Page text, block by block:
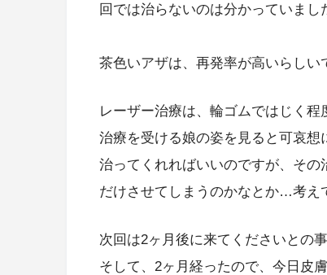
回では治らないのは分かっていまし
茶色いアザは、再発率が高いらしい
レーザー治療は、輪ゴムではじく
治療を受ける娘の姿を見ると可哀想
治ってくれればいいのですが、そ
だけさせてしまうのかなとか…考え
次回は2ヶ月後に来てくださいとの
そして、2ヶ月経ったので、今日皮